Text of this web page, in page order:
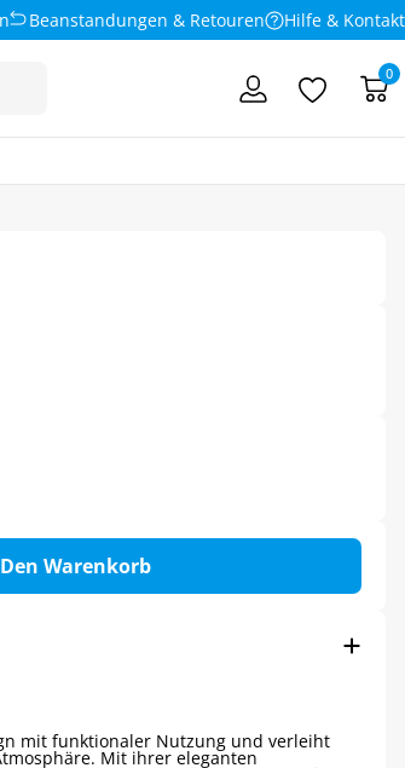
Beanstandungen & Retouren Hilfe & Kontakt
0
Warenkorb
mit funktionaler Nutzung und verleiht
Mit ihrer eleganten